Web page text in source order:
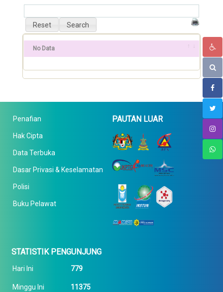
No Data
Penafian
Hak Cipta
Data Terbuka
Dasar Privasi & Keselamatan
Polisi
Buku Pelawat
PAUTAN LUAR
STATISTIK PENGUNJUNG
Hari Ini 779
Minggu Ini 11375